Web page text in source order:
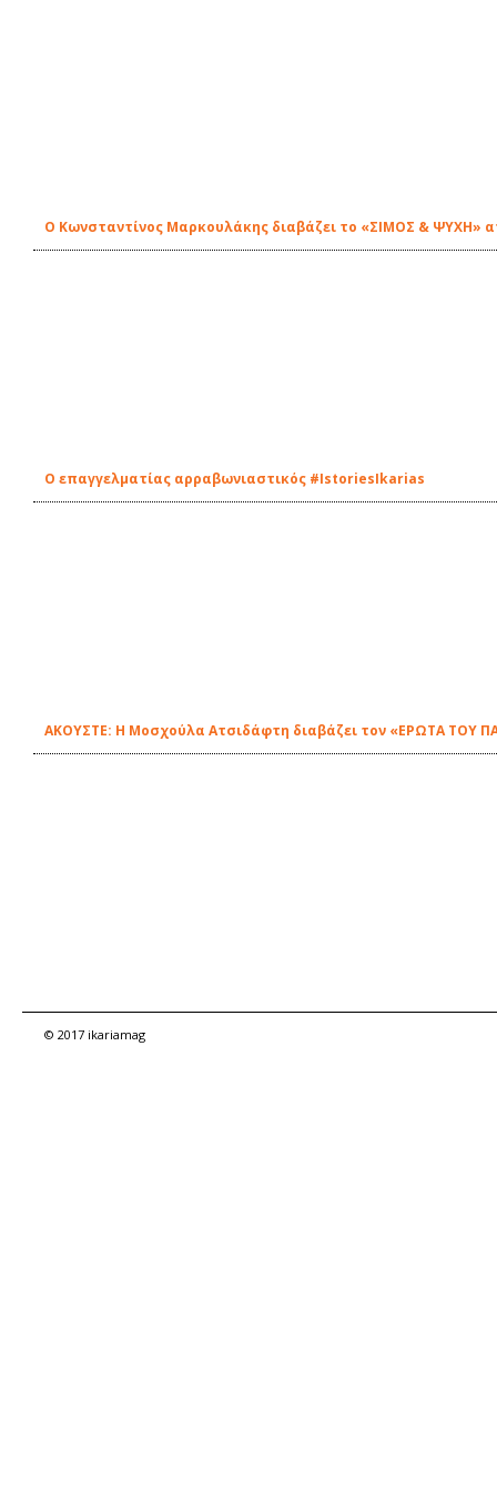
Ο Κωνσταντίνος Μαρκουλάκης διαβάζει το «ΣΙΜΟΣ & ΨΥΧΗ»
Ο επαγγελματίας αρραβωνιαστικός #IstoriesIkarias
ΑΚΟΥΣΤΕ: Η Μοσχούλα Ατσιδάφτη διαβάζει τον «ΕΡΩΤΑ ΤΟΥ
© 2017 ikariamag